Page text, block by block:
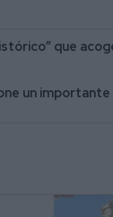
que
un